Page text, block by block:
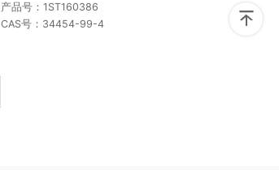

产品号：1ST160386
CAS号：34454-99-4